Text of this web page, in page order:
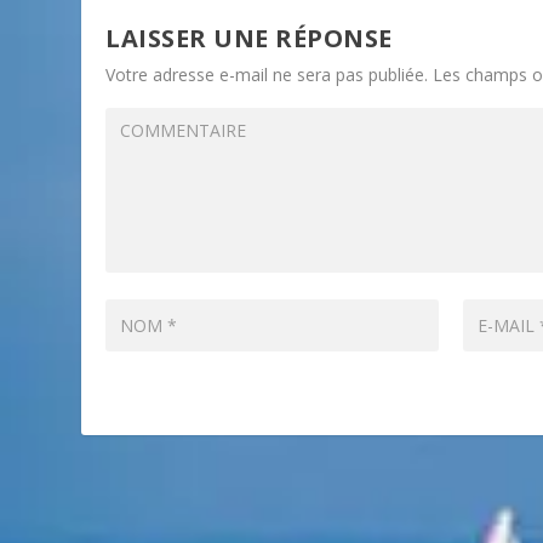
LAISSER UNE RÉPONSE
Votre adresse e-mail ne sera pas publiée. Les champs